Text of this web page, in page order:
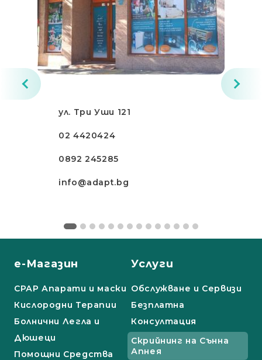
ул. Три Уши 121
02 4420424
0892 245285
info@adapt.bg
е-Магазин
СРАР Апарати и маски
Кислородни Терапии
Болнични Легла и
Дюшеци
Помощни Средства
Услуги
Обслужване и Сервизи
Безплатна
Консултация
Скрийнинг на Сънна
Апнея